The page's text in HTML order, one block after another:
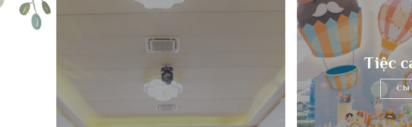
Dịch vụ